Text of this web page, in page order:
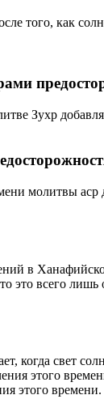
того, как
Зухр
молитвы аср
в
это всего
когда свет
этого
этого времени.